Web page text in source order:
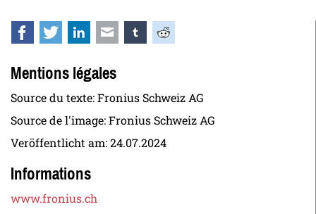
Facebook
TwitterLinkedInE-mail tumblrReddit
Mentions légales
Source du texte: Fronius Schweiz AG
Source de l'image: Fronius Schweiz AG
Veröffentlicht am:24.07.2024
Informations
www.fronius.ch